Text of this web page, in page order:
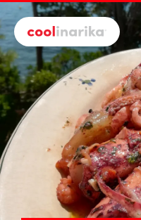
Preskoči na glavni sadržaj